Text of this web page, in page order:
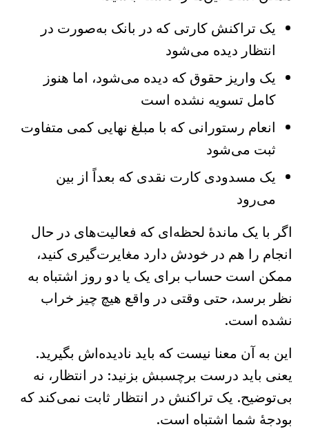
یک تراکنش کارتی که در بانک به‌صورت در
انتظار دیده می‌شود
یک واریز حقوق که دیده می‌شود، اما هنوز
کامل تسویه نشده است
انعام رستورانی که با مبلغ نهایی کمی متفاوت
ثبت می‌شود
یک مسدودی کارت نقدی که بعداً از بین
می‌رود
اگر با یک ماندهٔ لحظه‌ای که فعالیت‌های در حال
انجام را هم در خودش دارد مغایرت‌گیری کنید،
ممکن است حساب برای یک یا دو روز اشتباه به
نظر برسد، حتی وقتی در واقع هیچ چیز خراب
نشده است.
این به آن معنا نیست که باید نادیده‌اش بگیرید.
یعنی باید درست برچسبش بزنید: در انتظار، نه
بی‌توضیح. یک تراکنش در انتظار ثابت نمی‌کند که
بودجهٔ شما اشتباه است.